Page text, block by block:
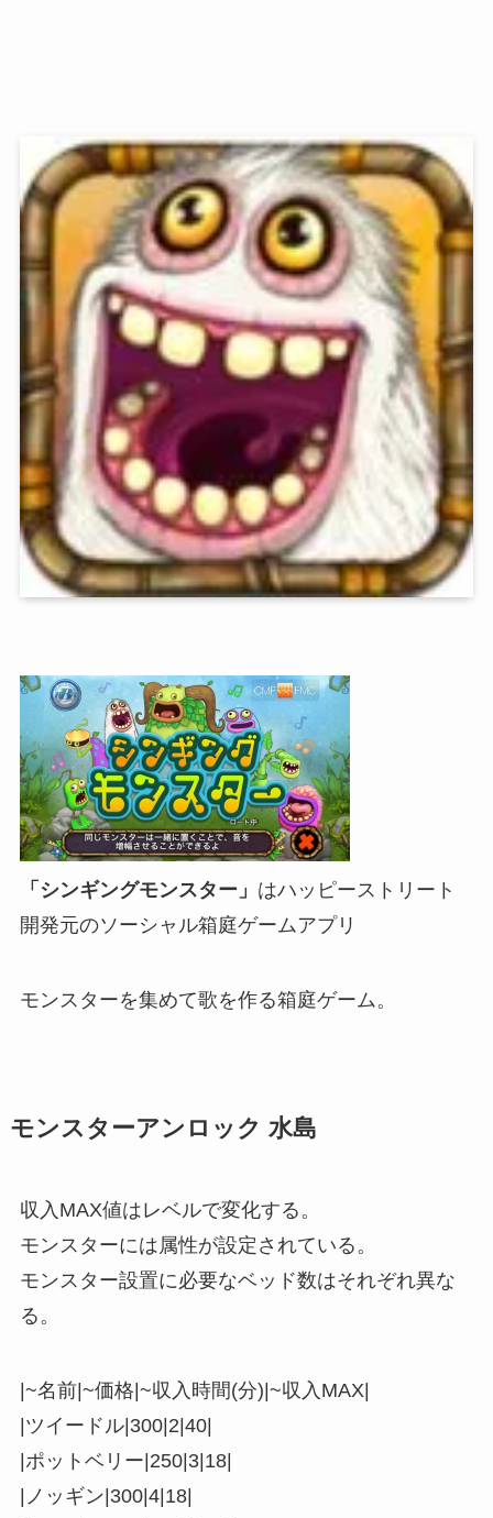
「シンギングモンスター」 はハッピーストリート
開発元のソーシャル箱庭ゲームアプリ
モンスターを集めて歌を作る箱庭ゲーム。
モンスターアンロック 水島
収入MAX値はレベルで変化する。
モンスターには属性が設定されている。
モンスター設置に必要なベッド数はそれぞれ異な
る。
|~名前|~価格|~収入時間(分)|~収入MAX|
|ツイードル|300|2|40|
|ポットベリー|250|3|18|
|ノッギン|300|4|18|